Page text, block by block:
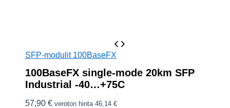
SFP-modulit 100BaseFX
100BaseFX single-mode 20km SFP
Industrial -40…+75C
57,90 € veroton hinta 46,14 €